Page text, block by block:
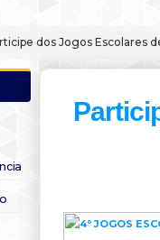
dos Jogos Escolares